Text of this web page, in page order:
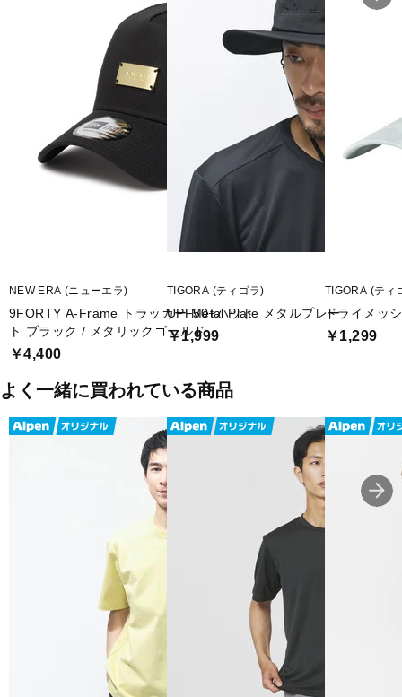
59：頭周り/56.8～61.5cm
■メーカーサイズ：ML
■2026 Spring＆Summer モデル
■メーカー型番：14864520
NEW ERA (ニューエラ)
9FORTY A-Frame トラッカー Metal Plate メタルプレー
ト ブラック / メタリックゴールド
￥4,400
TIGORA (ティゴラ)
UPF50+ハット
￥1,999
TIGORA (ティ
ドライメッ
￥1,299
よく一緒に買われている商品